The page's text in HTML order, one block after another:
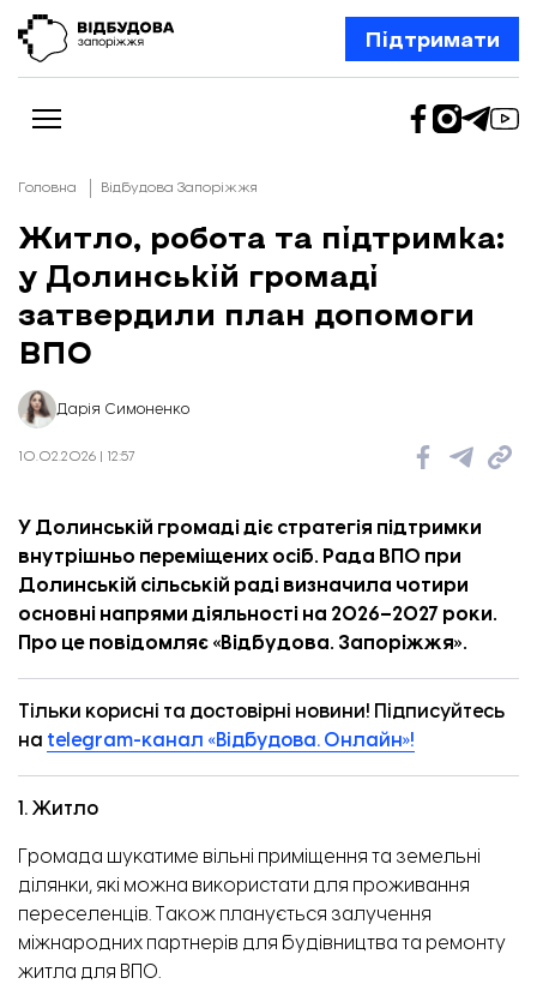
Підтримати
Новини
Відбудова Запоріжжя
Ексклюзив
Бізнес
Шлях додому
Колонки
Про нас
Редакційна політика
Головна Відбудова Запоріжжя
Житло, робота та підтримка:
у Долинській громаді
затвердили план допомоги
ВПО
Дарія Симоненко
10.02.2026 | 12:57
У Долинській громаді діє стратегія підтримки
внутрішньо переміщених осіб. Рада ВПО при
Долинській сільській раді визначила чотири
основні напрями діяльності на 2026–2027 роки.
Про це повідомляє «Відбудова. Запоріжжя».
Тільки корисні та достовірні новини! Підписуйтесь
на telegram-канал «Відбудова. Онлайн»!
1. Житло
Громада шукатиме вільні приміщення та земельні
ділянки, які можна використати для проживання
переселенців. Також планується залучення
міжнародних партнерів для будівництва та ремонту
житла для ВПО.